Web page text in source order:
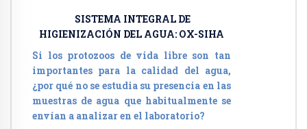
SISTEMA INTEGRAL DE
HIGIENIZACIÓN DEL AGUA: OX-SIHA
Si los protozoos de vida libre son tan
importantes para la calidad del agua,
¿por qué no se estudia su presencia en las
muestras de agua que habitualmente se
envían a analizar en el laboratorio?